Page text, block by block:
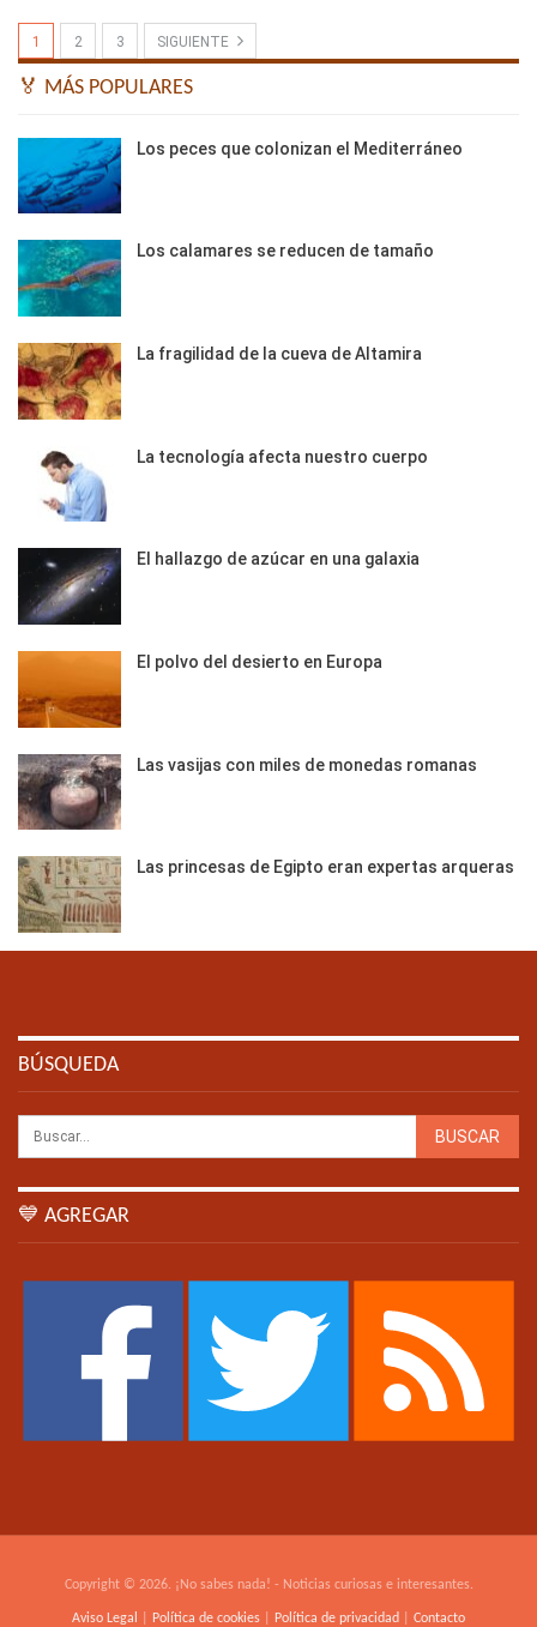
1 2 3 SIGUIENTE
🏅 MÁS POPULARES
Los peces que colonizan el Mediterráneo
Los calamares se reducen de tamaño
La fragilidad de la cueva de Altamira
La tecnología afecta nuestro cuerpo
El hallazgo de azúcar en una galaxia
El polvo del desierto en Europa
Las vasijas con miles de monedas romanas
Las princesas de Egipto eran expertas arqueras
BÚSQUEDA
💙 AGREGAR
Copyright © 2026. ¡No sabes nada! - Noticias curiosas e interesantes.
Aviso Legal Política de cookies Política de privacidad Contacto